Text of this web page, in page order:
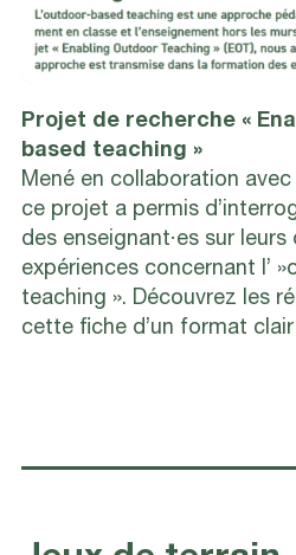
Projet de recherche «
based teaching »
Mené en collaboration avec
ce projet a permis
des enseignant·es sur
expériences concernant l’
teaching ». Découvrez les
cette fiche d’un format